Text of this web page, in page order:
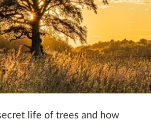
life of trees and how